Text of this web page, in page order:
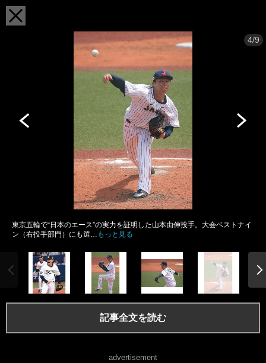
4/9
東京五輪で“日本のエース”の実力を証明した山本由伸投手。大会ベストナイ
ン（右投手部門）にも選…
もっと見る
記事全文を読む
advertisement